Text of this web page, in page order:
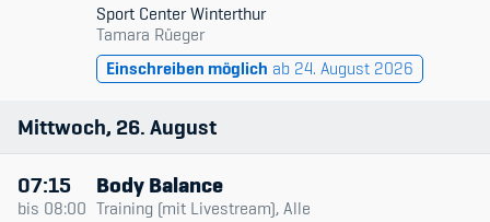
Sport Center Winterthur
Tamara Rüeger
Einschreiben möglich ab 24. August 2026
Mittwoch 26 August
07:15
bis 08:00
Body Balance
Training (mit Livestream), Alle